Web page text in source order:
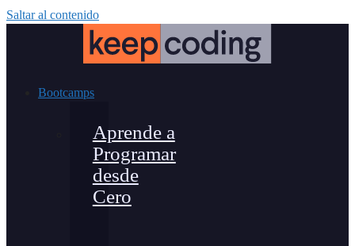
Saltar al contenido
Bootcamps
Aprende a
Programar
desde
Cero